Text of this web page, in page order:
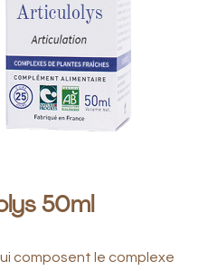
50ml
composent le complexe